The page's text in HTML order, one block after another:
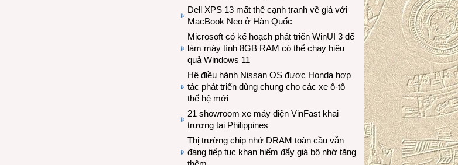
Dell XPS 13 mất thế cạnh tranh về giá với
MacBook Neo ở Hàn Quốc
Microsoft có kế hoạch phát triển WinUI 3 để
làm máy tính 8GB RAM có thể chạy hiệu
quả Windows 11
Hệ điều hành Nissan OS được Honda hợp
tác phát triển dùng chung cho các xe ô-tô
thế hệ mới
21 showroom xe máy điện VinFast khai
trương tại Philippines
Thị trường chip nhớ DRAM toàn cầu vẫn
đang tiếp tục khan hiếm đẩy giá bộ nhớ tăng